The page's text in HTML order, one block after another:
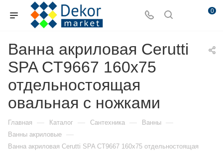
0
Ванна акриловая Cerutti
SPA CT9667 160х75
отдельностоящая
овальная с ножками
Главная — Каталог — Сантехника — Ванны —
Ванны акриловые —
Ванна акриловая Cerutti SPA CT9667 160х75 отдельностоящая